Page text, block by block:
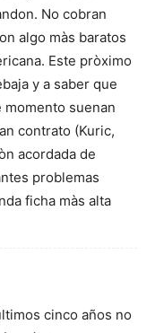
No cobran
algo màs baratos
Este pròximo
y a saber que
suenan
contrato (Kuric,
acordada de
problemas
ficha màs alta
cinco años no